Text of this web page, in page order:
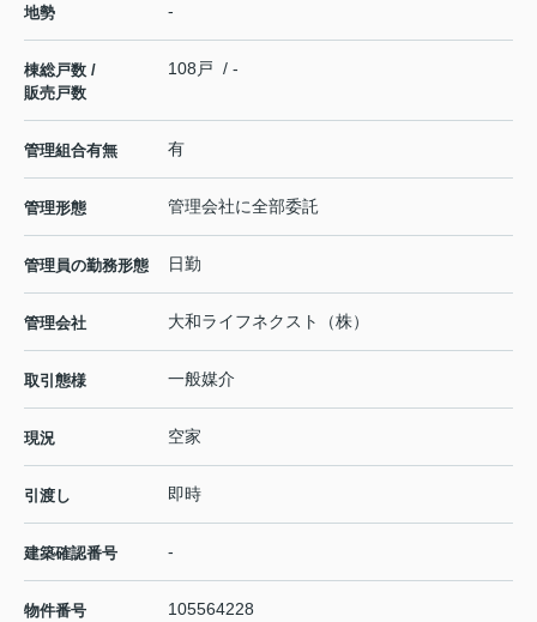
地勢 -
棟総戸数 /
販売戸数
108戸 / -
管理組合有無 有
管理形態 管理会社に全部委託
管理員の勤務形態 日勤
管理会社 大和ライフネクスト（株）
取引態様 一般媒介
現況 空家
引渡し 即時
建築確認番号 -
物件番号 105564228